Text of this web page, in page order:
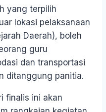
yang terpilih
lokasi pelaksanaan
Daerah), boleh
guru
dan transportasi
ditanggung panitia.
finalis ini akan